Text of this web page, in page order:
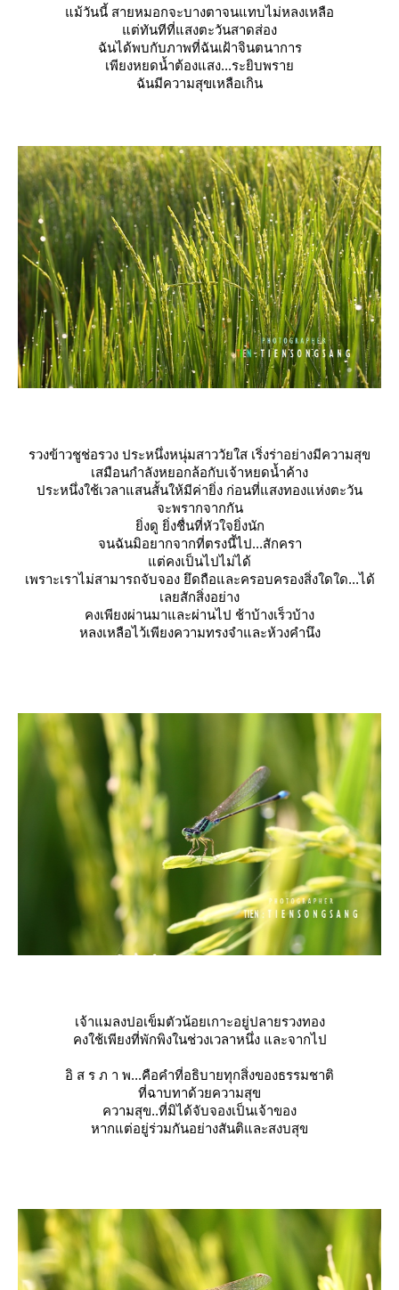
ม้วันนี้ สายหมอกจะบางตาจนแทบไม่หลงเหลือ
ต่ทันทีที่แสงตะวันสาดส่อง
ฉันได้พบกับภาพที่ฉันเฝ้าจินตนาการ
เพียงหยดน้ำต้องแสง...ระยิบพรา
ฉันมีความสุขเหลือเกิน
รวงข้าวชูช่อรวง ประหนึ่งหนุ่มสาววัยใส เริ่งร่าอย่างมีความสุข
เสมือนกำลังหยอกล้อกับเจ้าหยดน้ำค้าง
ประหนึ่งใช้เวลาแสนสั้นให้มีค่ายิ่ง ก่อนที่แสงทองแห่งตะวัน
จะพรากจากกัน
ิ่งดู ยิ่งชื่นที่หัวใจยิ่งนัก
จนฉันมิอยากจากที่ตรงนี้ไป...สักครา
ต่คงเป็นไปไม่ได้
เพราะเราไม่สามารถจับจอง ยึดถือและครอบครองสิ่งใดใด...ได้
เลยสักสิ่งอย่าง
คงเพียงผ่านมาและผ่านไป ช้าบ้างเร็วบ้าง
หลงเหลือไว้เพียงความทรงจำและห้วงคำนึง
เจ้าแมลงปอเข็มตัวน้อยเกาะอยู่ปลายรวงทอง
คงใช้เพียงที่พักพิงในช่วงเวลาหนึ่ง และจากไป
อิ ส ร ภ า พ...คือคำที่อธิบายทุกสิ่งของธรรมชาติ
ที่ฉาบทาด้วยความสุข
ความสุข..ที่มิได้จับจองเป็นเจ้าของ
หากแต่อยู่ร่วมกันอย่างสันติและสงบสุข